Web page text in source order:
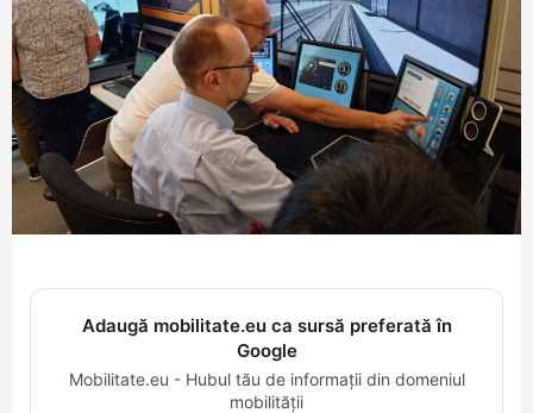
Adaugă mobilitate.eu ca sursă preferată în
Google
Mobilitate.eu - Hubul tău de informații din domeniul
mobilității